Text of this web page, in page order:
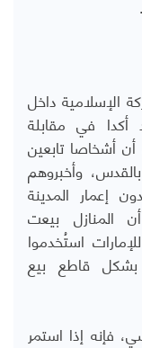
الإسلامية داخل
في مقابلة
مع قناة "القدس" في 2015، أن أشخاصا تابعين
وأخبروهم
إعمار المدينة
المنازل بيعت
استُخدموا
بشكل قاطع بيع
فإنه إذا استمر